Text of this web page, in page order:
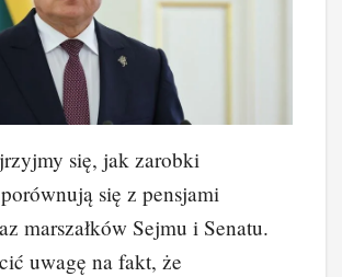
się, jak zarobki
się z pensjami
marszałków Sejmu i Senatu.
uwagę na fakt, że